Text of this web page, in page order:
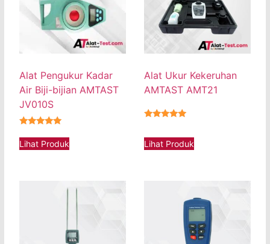
Alat Pengukur Kadar
Air Biji-bijian AMTAST
JV010S
Lihat Produk
Alat Ukur Kekeruhan
AMTAST AMT21
Lihat Produk